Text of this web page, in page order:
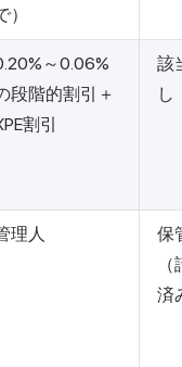
）
～0.06%
段階的割引＋
割引
該
し
理人
保
済